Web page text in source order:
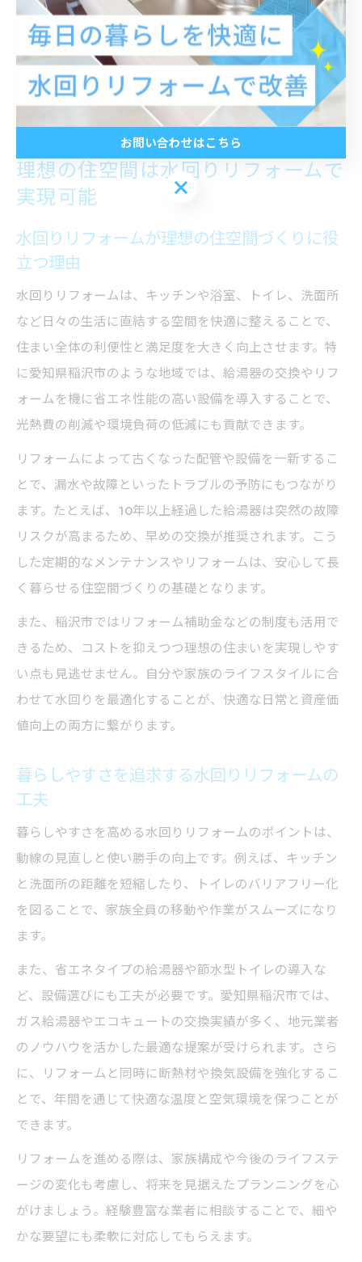
や費用感をつかみやすくなります。自宅の状況や希望に
合った最適なプランを見つけるためにも、気軽に地元業
者へ相談してみましょう。
理想の住空間は水回りリフォームで
実現可能
水回りリフォームが理想の住空間づくりに役
立つ理由
水回りリフォームは、キッチンや浴室、トイレ、洗面所
など日々の生活に直結する空間を快適に整えることで、
住まい全体の利便性と満足度を大きく向上させます。特
に愛知県稲沢市のような地域では、給湯器の交換やリフ
ォームを機に省エネ性能の高い設備を導入することで、
光熱費の削減や環境負荷の低減にも貢献できます。
リフォームによって古くなった配管や設備を一新するこ
とで、漏水や故障といったトラブルの予防にもつながり
ます。たとえば、10年以上経過した給湯器は突然の故障
リスクが高まるため、早めの交換が推奨されます。こう
した定期的なメンテナンスやリフォームは、安心して長
く暮らせる住空間づくりの基礎となります。
また、稲沢市ではリフォーム補助金などの制度も活用で
きるため、コストを抑えつつ理想の住まいを実現しやす
い点も見逃せません。自分や家族のライフスタイルに合
わせて水回りを最適化することが、快適な日常と資産価
値向上の両方に繋がります。
暮らしやすさを追求する水回りリフォームの
工夫
暮らしやすさを高める水回りリフォームのポイントは、
動線の見直しと使い勝手の向上です。例えば、キッチン
と洗面所の距離を短縮したり、トイレのバリアフリー化
を図ることで、家族全員の移動や作業がスムーズになり
ます。
また、省エネタイプの給湯器や節水型トイレの導入な
ど、設備選びにも工夫が必要です。愛知県稲沢市では、
ガス給湯器やエコキュートの交換実績が多く、地元業者
のノウハウを活かした最適な提案が受けられます。さら
に、リフォームと同時に断熱材や換気設備を強化するこ
とで、年間を通じて快適な温度と空気環境を保つことが
できます。
リフォームを進める際は、家族構成や今後のライフステ
ージの変化も考慮し、将来を見据えたプランニングを心
がけましょう。経験豊富な業者に相談することで、細や
かな要望にも柔軟に対応してもらえます。
お問い合わせはこちら
お問い合わせはこちら